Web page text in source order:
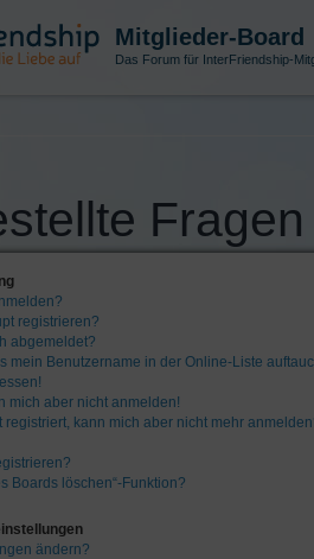
Mitglieder-Board
Das Forum für InterFriendship-
Fragen
registrieren?
abgemeldet?
mein Benutzername in der Online-Liste
mich aber nicht anmelden!
registriert, kann mich aber nicht mehr
Boards löschen“-Funktion?
ändern?